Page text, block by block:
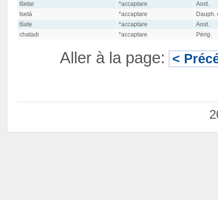
tšetar
*accaptare
Aost.
tsetá
*accaptare
Dauph.
tšatẹ
*accaptare
Aost.
chatadi
*accaptare Périg.
Aller à la page: <